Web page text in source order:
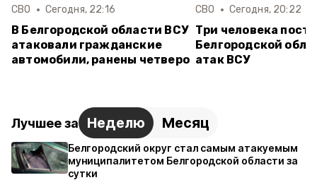
СВО Сегодня, 22:16
В Белгородской области ВСУ
атаковали гражданские
автомобили, ранены четверо
СВО Сегодня, 20:22
Три человека
Белгородской
атак ВСУ
Лучшее за Неделю Месяц
Белгородский округ стал самым атакуемым
муниципалитетом Белгородской области за
сутки